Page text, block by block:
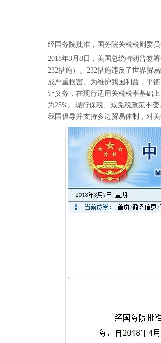
经国务院批准，国务院关税税则委
2018年3月8日，美国总统特朗普签
232措施）。232措施违反了世界贸
成严重损害。为维护我国利益，平
让义务，在现行适用关税税率基础
为25%。现行保税、减免税政策不变
我国倡导并支持多边贸易体制，对